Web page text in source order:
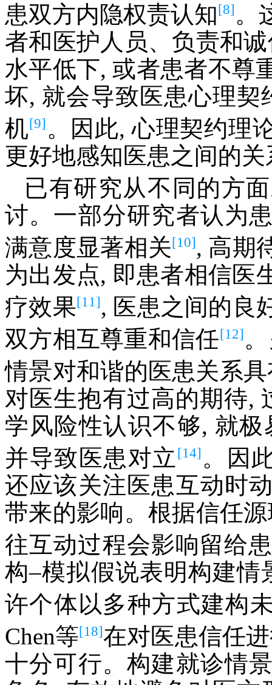
患双方内隐权责认知[8] 。
者和医护人员、负责和
水平低下, 或者患者不尊
坏, 就会导致医患心理
机[9] 。因此, 心理契约理
更好地感知医患之间的
已有研究从不同的方
讨。一部分研究者认为
满意度显著相关[10], 高期
为出发点, 即患者相信医
疗效果[11], 医患之间的良
双方相互尊重和信任[12]
情景对和谐的医患关系
对医生抱有过高的期待,
学风险性认识不够, 就
并导致医患对立 [14] 。因
还应该关注医患互动时
带来的影响。根据信任
往互动过程会影响留给
构–模拟假说表明构建
许个体以多种方式建构
Chen等[18]在对医患信任
十分可行。构建就诊情